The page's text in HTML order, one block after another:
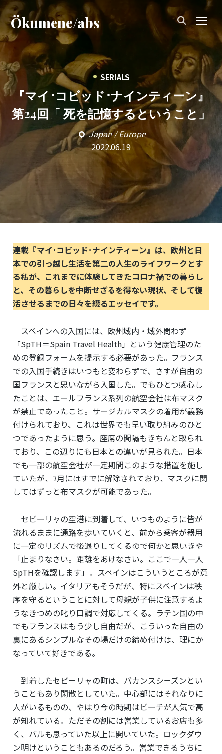
Ökumene/abs
• SERIALS
『マイ･コビッド･ナインティーン』
第24回「 死を記憶するということ」
Japan / Europe
2022.06.19
連載『マイ･コビッド･ナインティーン』は、欧州と日
本での引っ越し生活を第二の人生のライフワークとす
る私が、これまでに体験してきたコロナ禍での暮らし
と、その暮らしを中断せざるを得ない現状、そして復
活させるまでの日々を綴るエッセイです。
スペインへの入国には、欧州域内・域外問わず
「SpTH＝Spain Travel Health」という健康管理のた
めの登録フォームを提示する必要があった。フランス
での入国手続きはいつもと変わらずで、さすが自由の
国フランスと思いながら入国した。でもひとつ感心し
たことは、エールフランス系列の航空会社は布マスク
が禁止であったこと。サージカルマスクの着用が義務
付けられており、これは世界でも早い取り組みのひと
つであったように思う。座席の間隔もきちんと取られ
ており、この辺りにも日本との違いが見られた。日本
でも一部の航空会社が一定期間このような措置を施し
ていたが、7月にはすでに解除されており、マスクに関
してはずっと布マスクが可能であった。
セビーリャの空港に到着して、いつものように皆が
流れるままに通路を歩いていくと、前から乗客が器用
に一定のリズムで後退りしてくるので何かと思いきや
「止まりなさい。距離をあけなさい。ここで一人一人
SpTHを確認します」。スペインはこういうところが意
外と厳しい。イタリアもそうだが、特にスペインは秩
序を守るということに対して母親が子供に注意するよ
うなきつめの叱り口調で対応してくる。ラテン国の中
でもフランスはもう少し自由だが、こういった自由の
裏にあるシンプルなその場だけの締め付けは、理にか
なっていて好きである。
到着したセビーリャの町は、バカンスシーズンとい
うこともあり閑散としていた。中心部にはそれなりに
人がいるものの、やはり今の時期はビーチが人気で高
が知れている。ただその割には営業しているお店も多
く、バルも思っていた以上に開いていた。ロックダウ
ン明けということもあるのだろう。営業できるうちに